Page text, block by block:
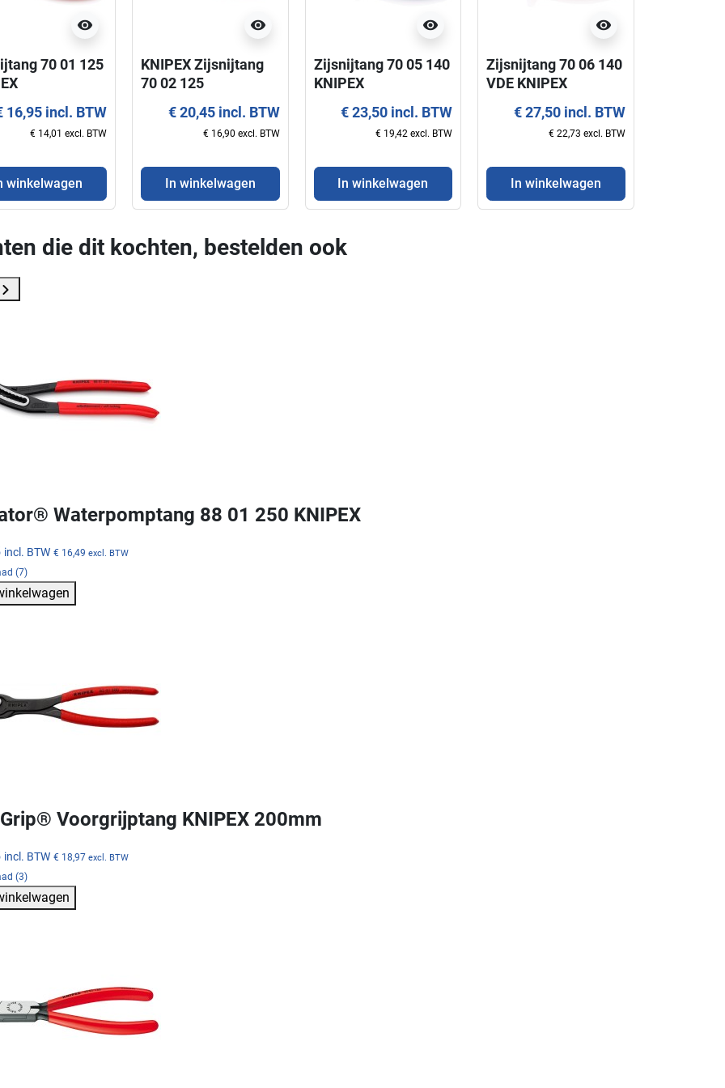
visibility
70 01 125
16,95 incl. BTW
€ 14,01 excl. BTW
winkelwagen
visibility
KNIPEX Zijsnijtang
70 02 125
€ 20,45 incl. BTW
€ 16,90 excl. BTW
In winkelwagen
visibility
Zijsnijtang 70 05 140
KNIPEX
€ 23,50 incl. BTW
€ 19,42 excl. BTW
In winkelwagen
visibility
Zijsnijtang 70 06 140
VDE KNIPEX
€ 27,50 incl. BTW
€ 22,73 excl. BTW
In winkelwagen
die dit kochten, bestelden ook
Waterpomptang 88 01 250 KNIPEX
incl. BTW € 16,49 excl. BTW
(7)
Voorgrijptang KNIPEX 200mm
incl. BTW € 18,97 excl. BTW
(3)